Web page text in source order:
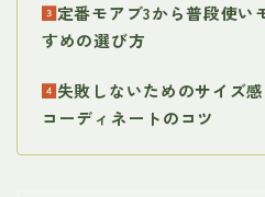
定番モアブ3から普段使い
すめの選び方
失敗しないためのサイズ
コーディネートのコツ